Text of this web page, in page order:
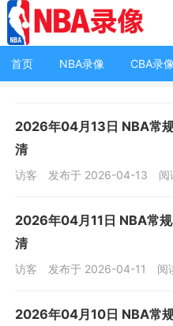
首页 NBA录像 CBA录像
2026年04月13日 NBA常
清
访客 发布于 2026-04-13 阅
2026年04月11日 NBA常
清
访客 发布于 2026-04-11 阅
2026年04月10日 NBA常